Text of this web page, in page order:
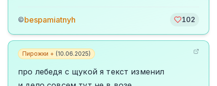
©bespamiatnyh 102
Пирожки + (10.06.2025)
про лебедя с щукой я текст изменил